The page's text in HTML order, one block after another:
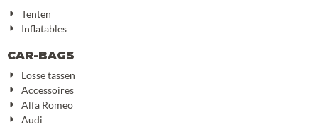
Tenten
Inflatables
CAR-BAGS
Losse tassen
Accessoires
Alfa Romeo
Audi